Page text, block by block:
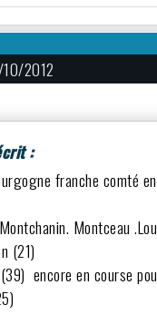
2012
:
franche comté
Montceau
(21)
encore en course